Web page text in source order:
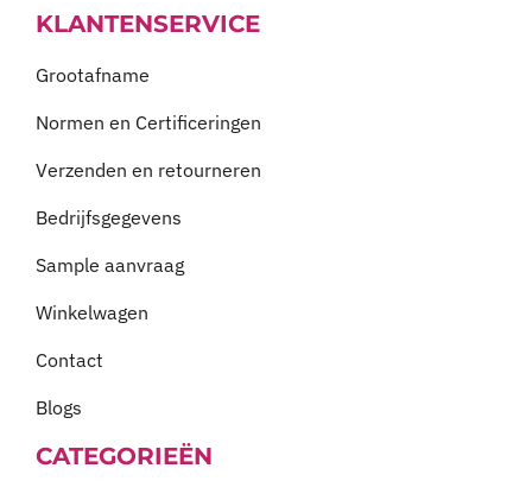
KLANTENSERVICE
Grootafname
Normen en Certificeringen
Verzenden en retourneren
Bedrijfsgegevens
Sample aanvraag
Winkelwagen
Contact
Blogs
CATEGORIEËN